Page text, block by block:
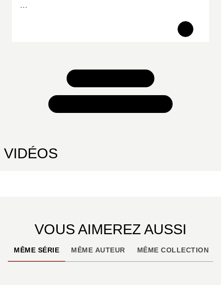
…
VIDÉOS
VOUS AIMEREZ AUSSI
MÊME SÉRIE MÊME AUTEUR MÊME COLLECTION